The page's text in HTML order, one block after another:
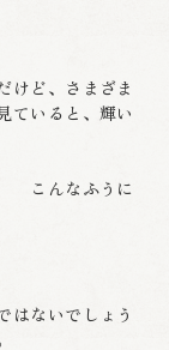
けど、さまざま
ていると、輝い
こんなふうに
ないでしょう